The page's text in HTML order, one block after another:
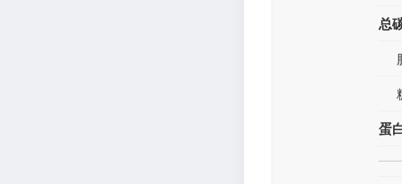
总
蛋